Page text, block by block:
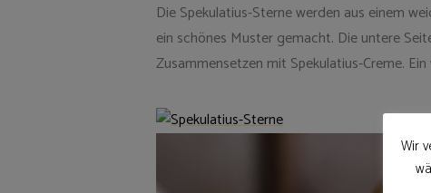
Die Spekulatius-Sterne werden aus einem
ein schönes Muster gemacht. Die untere
Zusammensetzen mit Spekulatius-Creme.
Wir